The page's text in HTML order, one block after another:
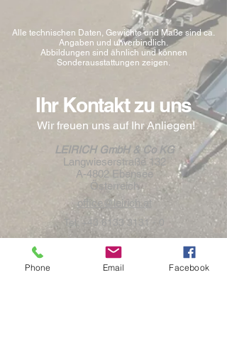
Alle technischen Daten, Gewichte und Maße sind ca.
Angaben und unverbindlich.
Abbildungen sind ähnlich und können
Sonderausstattungen zeigen.
Ihr Kontakt zu uns
Wir freuen uns auf Ihr Anliegen!
LEIRICH GmbH & Co KG
Langwieserstraße 132
A-4802 Ebensee
Österreich
office@leirich.at
Tel: +43 6133 3131 - 0
Öffnungszeiten
Montag bis Freitag von 08:00 bis 12:00 Uhr
Phone Email Facebook